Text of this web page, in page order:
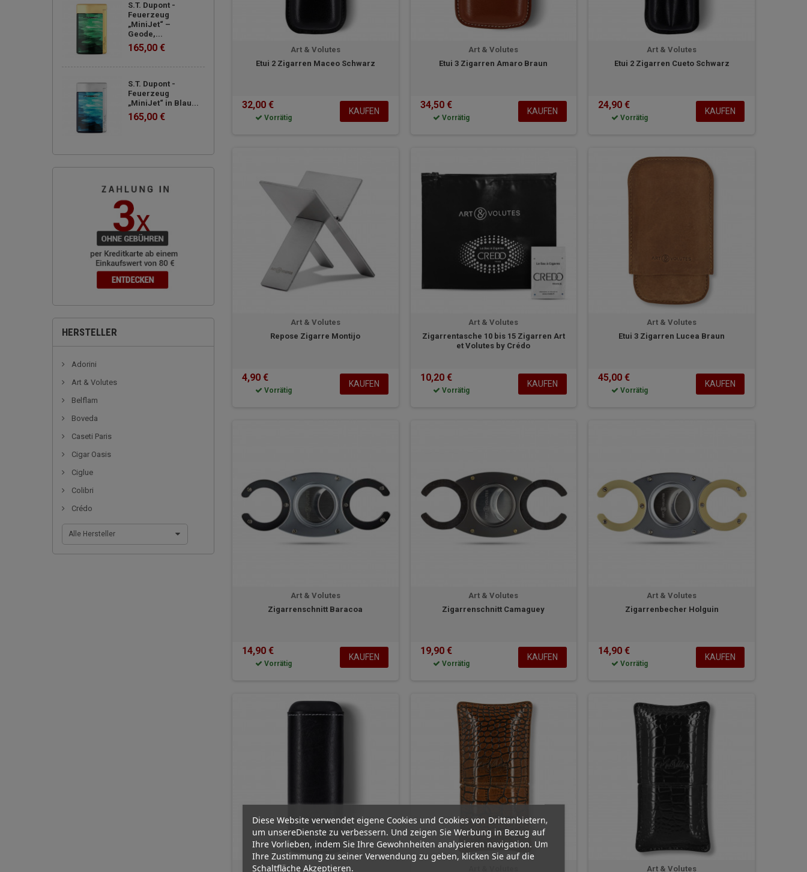
Diese Website verwendet eigene Cookies und Cookies von Drittanbietern,
um unsereDienste zu verbessern. Und zeigen Sie Werbung in Bezug auf
Ihre Vorlieben, indem Sie Ihre Gewohnheiten analysieren navigation. Um
Ihre Zustimmung zu seiner Verwendung zu geben, klicken Sie auf die
Schaltfläche Akzeptieren.
S.T. Dupont -
Feuerzeug
„MiniJet“ –
Geode,...
165,00 €
S.T. Dupont -
Feuerzeug
„MiniJet“ in Blau...
165,00 €
HERSTELLER
Adorini
Art & Volutes
Belflam
Boveda
Caseti Paris
Cigar Oasis
Ciglue
Colibri
Crédo
Alle Hersteller
Art & Volutes
Etui 2 Zigarren Maceo Schwarz
32,00 €
Vorrätig
KAUFEN
Art & Volutes
Etui 3 Zigarren Amaro Braun
34,50 €
Vorrätig
KAUFEN
Art & Volutes
Etui 2 Zigarren Cueto Schwarz
24,90 €
Vorrätig
KAUFEN
Art & Volutes
Repose Zigarre Montijo
4,90 €
Vorrätig
KAUFEN
Art & Volutes
Zigarrentasche 10 bis 15 Zigarren Art
et Volutes by Crédo
10,20 €
Vorrätig
KAUFEN
Art & Volutes
Etui 3 Zigarren Lucea Braun
45,00 €
Vorrätig
KAUFEN
Art & Volutes
Zigarrenschnitt Baracoa
14,90 €
Vorrätig
KAUFEN
Art & Volutes
Zigarrenschnitt Camaguey
19,90 €
Vorrätig
KAUFEN
Art & Volutes
Zigarrenbecher Holguin
14,90 €
Vorrätig
KAUFEN
Art & Volutes
Art & Volutes